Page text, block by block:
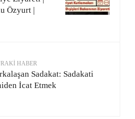
Özyurt |
HABER
Sadakat: Sadakati
İcat Etmek